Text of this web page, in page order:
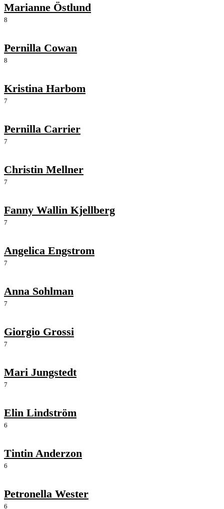
Marianne Östlund
8
Pernilla Cowan
8
Kristina Harbom
7
Pernilla Carrier
7
Christin Mellner
7
Fanny Wallin Kjellberg
7
Angelica Engstrom
7
Anna Sohlman
7
Giorgio Grossi
7
Mari Jungstedt
7
Elin Lindström
6
Tintin Anderzon
6
Petronella Wester
6